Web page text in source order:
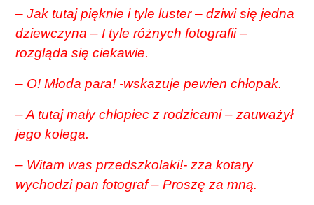
– Jak tutaj pięknie i tyle luster – dziwi się jedna
dziewczyna – I tyle różnych fotografii –
rozgląda się ciekawie.
– O! Młoda para! -wskazuje pewien chłopak.
– A tutaj mały chłopiec z rodzicami – zauważył
jego kolega.
– Witam was przedszkolaki!- zza kotary
wychodzi pan fotograf – Proszę za mną.